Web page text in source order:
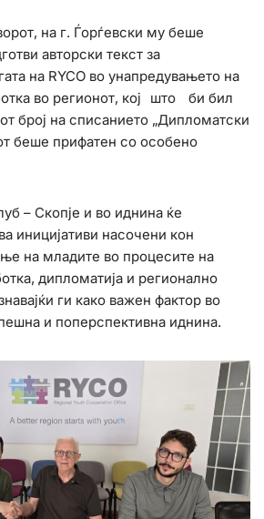
на г. Ѓорѓевски му беше
авторски текст за
на RYCO во унапредувањето на
во регионот, кој
што
би бил
број на списанието „Дипломатски
беше прифатен со особено
– Скопје и во иднина ќе
иницијативи насочени кон
на младите во процесите на
дипломатија и регионално
ги како важен фактор во
и поперспективна иднина.